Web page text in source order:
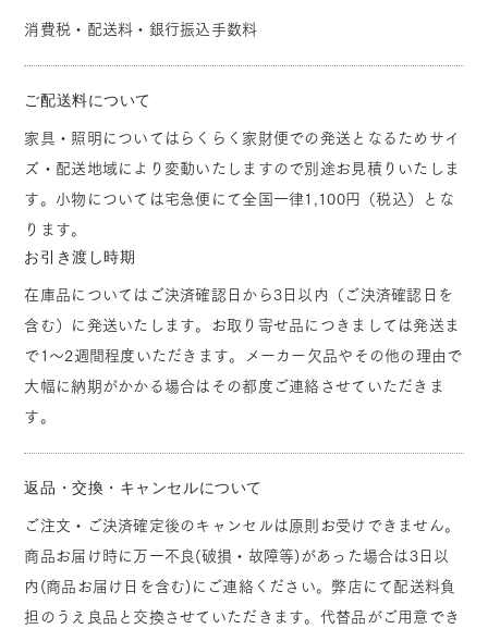
消費税・配送料・銀行振込手数料
ご配送料について
家具・照明についてはらくらく家財便での発送となるためサイ
ズ・配送地域により変動いたしますので別途お見積りいたしま
す。小物については宅急便にて全国一律1,100円（税込）とな
ります。
お引き渡し時期
在庫品についてはご決済確認日から3日以内（ご決済確認日を
含む）に発送いたします。お取り寄せ品につきましては発送ま
で1～2週間程度いただきます。メーカー欠品やその他の理由で
大幅に納期がかかる場合はその都度ご連絡させていただきま
す。
返品・交換・キャンセルについて
ご注文・ご決済確定後のキャンセルは原則お受けできません。
商品お届け時に万一不良(破損・故障等)があった場合は3日以
内(商品お届け日を含む)にご連絡ください。弊店にて配送料負
担のうえ良品と交換させていただきます。代替品がご用意でき